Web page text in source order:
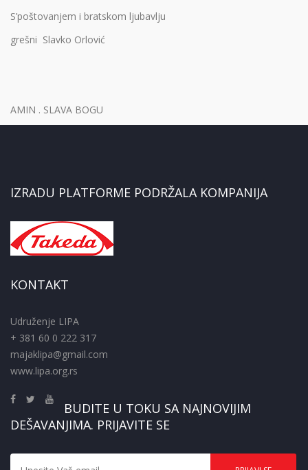
S’poštovanjem i bratskom ljubavlju
grešni Slavko Orlović
AMIN . SLAVA BOGU
IZRADU PLATFORME PODRŽALA KOMPANIJA
KONTAKT
Udruženje LIPA
+ 381 60 0 222 317
majaklipa@gmail.com
www.lipa.org.rs
BUDITE U TOKU SA NAJNOVIJIM
DEŠAVANJIMA. PRIJAVITE SE